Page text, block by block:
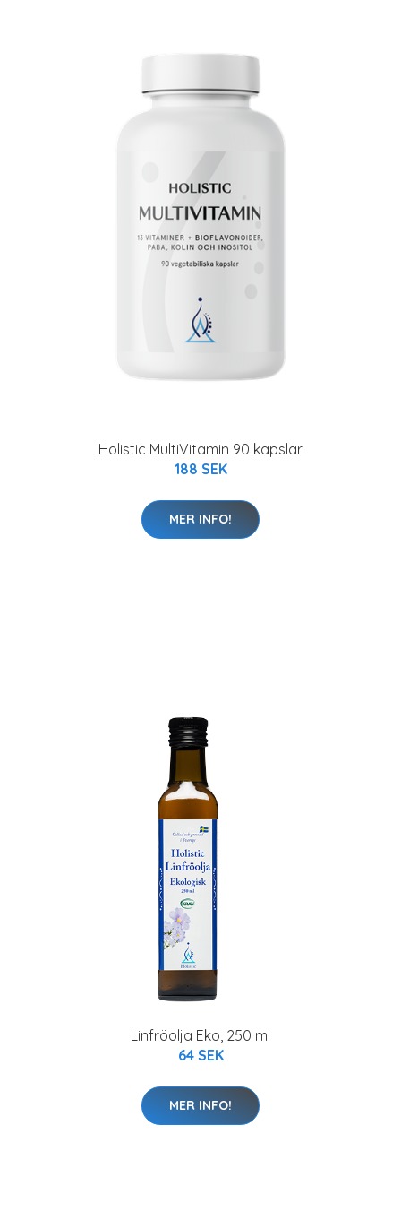
Holistic MultiVitamin 90 kapslar
188 SEK
MER INFO!
Linfröolja Eko, 250 ml
64 SEK
MER INFO!